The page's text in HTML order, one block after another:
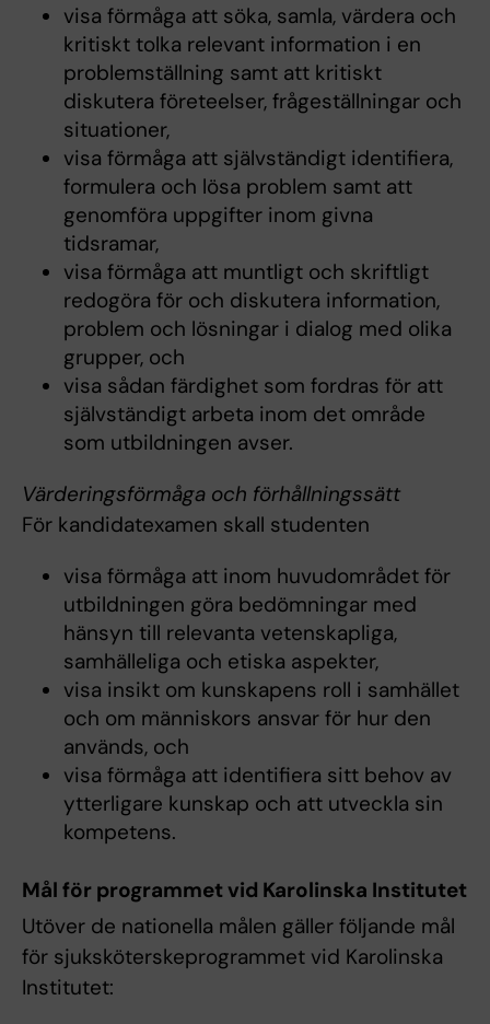
visa förmåga att söka, samla, värdera och
kritiskt tolka relevant information i en
problemställning samt att kritiskt
diskutera företeelser, frågeställningar och
situationer,
visa förmåga att självständigt identifiera,
formulera och lösa problem samt att
genomföra uppgifter inom givna
tidsramar,
visa förmåga att muntligt och skriftligt
redogöra för och diskutera information,
problem och lösningar i dialog med olika
grupper, och
visa sådan färdighet som fordras för att
självständigt arbeta inom det område
som utbildningen avser.
Värderingsförmåga och förhållningssätt
För kandidatexamen skall studenten
visa förmåga att inom huvudområdet för
utbildningen göra bedömningar med
hänsyn till relevanta vetenskapliga,
samhälleliga och etiska aspekter,
visa insikt om kunskapens roll i samhället
och om människors ansvar för hur den
används, och
visa förmåga att identifiera sitt behov av
ytterligare kunskap och att utveckla sin
kompetens.
Mål för programmet vid Karolinska Institutet
Utöver de nationella målen gäller följande mål
för sjuksköterskeprogrammet vid Karolinska
Institutet: